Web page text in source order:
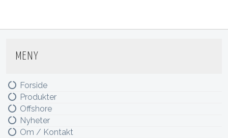
MENY
Forside
Produkter
Offshore
Nyheter
Om / Kontakt